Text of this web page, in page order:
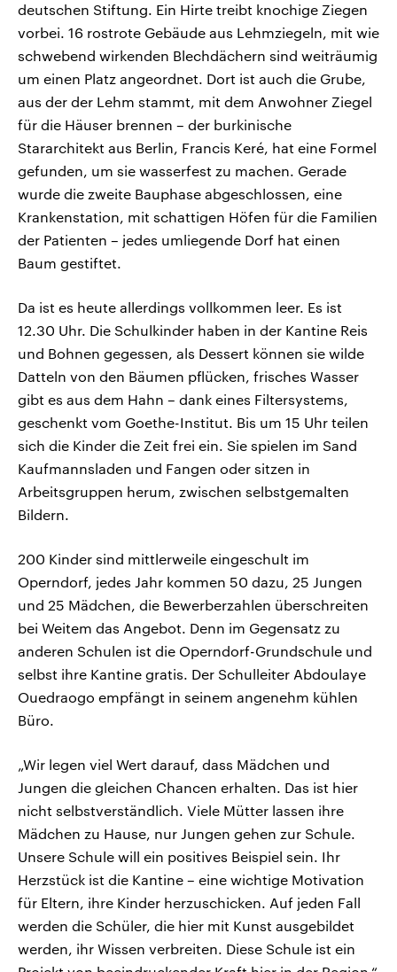
deutschen Stiftung. Ein Hirte treibt knochige Ziegen
vorbei. 16 rostrote Gebäude aus Lehmziegeln, mit wie
schwebend wirkenden Blechdächern sind weiträumig
um einen Platz angeordnet. Dort ist auch die Grube,
aus der der Lehm stammt, mit dem Anwohner Ziegel
für die Häuser brennen – der burkinische
Stararchitekt aus Berlin, Francis Keré, hat eine Formel
gefunden, um sie wasserfest zu machen. Gerade
wurde die zweite Bauphase abgeschlossen, eine
Krankenstation, mit schattigen Höfen für die Familien
der Patienten – jedes umliegende Dorf hat einen
Baum gestiftet.
Da ist es heute allerdings vollkommen leer. Es ist
12.30 Uhr. Die Schulkinder haben in der Kantine Reis
und Bohnen gegessen, als Dessert können sie wilde
Datteln von den Bäumen pflücken, frisches Wasser
gibt es aus dem Hahn – dank eines Filtersystems,
geschenkt vom Goethe-Institut. Bis um 15 Uhr teilen
sich die Kinder die Zeit frei ein. Sie spielen im Sand
Kaufmannsladen und Fangen oder sitzen in
Arbeitsgruppen herum, zwischen selbstgemalten
Bildern.
200 Kinder sind mittlerweile eingeschult im
Operndorf, jedes Jahr kommen 50 dazu, 25 Jungen
und 25 Mädchen, die Bewerberzahlen überschreiten
bei Weitem das Angebot. Denn im Gegensatz zu
anderen Schulen ist die Operndorf-Grundschule und
selbst ihre Kantine gratis. Der Schulleiter Abdoulaye
Ouedraogo empfängt in seinem angenehm kühlen
Büro.
„Wir legen viel Wert darauf, dass Mädchen und
Jungen die gleichen Chancen erhalten. Das ist hier
nicht selbstverständlich. Viele Mütter lassen ihre
Mädchen zu Hause, nur Jungen gehen zur Schule.
Unsere Schule will ein positives Beispiel sein. Ihr
Herzstück ist die Kantine – eine wichtige Motivation
für Eltern, ihre Kinder herzuschicken. Auf jeden Fall
werden die Schüler, die hier mit Kunst ausgebildet
werden, ihr Wissen verbreiten. Diese Schule ist ein